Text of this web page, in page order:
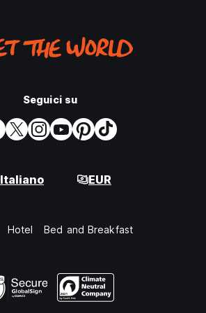
Seguici su
Italiano EUR
Hotel Bed and Breakfast